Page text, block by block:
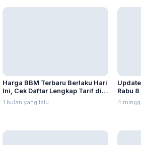
Harga BBM Terbaru Berlaku Hari
Ini, Cek Daftar Lengkap Tarif di
Seluruh Indonesia
1 bulan yang lalu
Rabu
Turbo,
Dex
4